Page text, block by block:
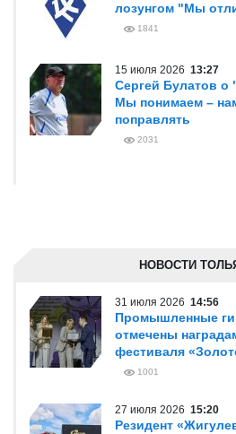
лозунгом "Мы
1841
15 июля 2026 13:27
Сергей Булатов
Мы понимаем –
поправлять
2031
НОВОСТИ
31 июля 2026 14:56
Промышленные
отмечены
фестиваля
1001
27 июля 2026 15:20
Резидент